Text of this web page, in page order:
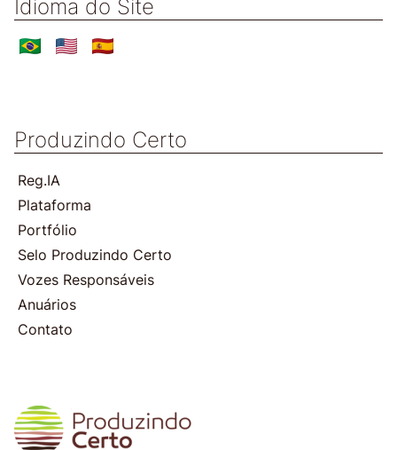
Idioma do Site
Produzindo Certo
Reg.IA
Plataforma
Portfólio
Selo Produzindo Certo
Vozes Responsáveis
Anuários
Contato